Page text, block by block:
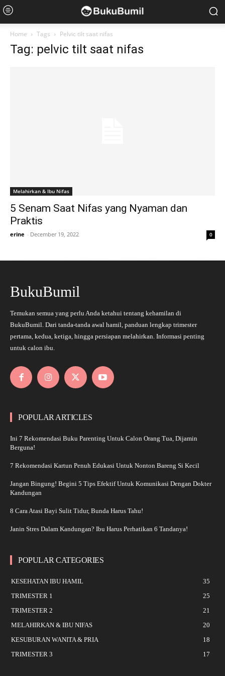
Home Tags Pelvic tilt saat nifas
Tag: pelvic tilt saat nifas
Melahirkan & Ibu Nifas
5 Senam Saat Nifas yang Nyaman dan
Praktis
erine - December 19, 2022 0
BukuBumil
Temukan semua yang perlu Anda ketahui tentang kehamilan di
BukuBumil. Dari tanda-tanda awal hamil, panduan lengkap trimester
pertama, kedua, ketiga, hingga persiapan melahirkan. Informasi penting
untuk calon ibu.
POPULAR ARTICLES
Ini 7 Rekomendasi Buku Parenting Untuk Calon Orang Tua, Dijamin
Berguna!
7 Rekomendasi Kartun Penuh Edukasi Untuk Nonton Bareng Si Kecil
Jangan Bingung! Begini 5 Tips Efektif Untuk Komunikasi Dengan Dokter
Kandungan
8 Cara Atasi Bayi Sulit Tidur, Bunda Harus Tahu!
Janin Stres Dalam Kandungan? Ibu Harus Perhatikan 6 Tandanya!
POPULAR CATEGORIES
KESEHATAN IBU HAMIL
35
TRIMESTER 1
25
TRIMESTER 2
21
MELAHIRKAN & IBU NIFAS
20
KESUBURAN WANITA & PRIA
18
TRIMESTER 3
17